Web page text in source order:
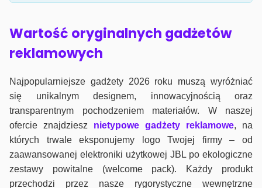
Wartość oryginalnych gadżetów
reklamowych
Najpopularniejsze gadżety 2026 roku muszą wyróżniać
się unikalnym designem, innowacyjnością oraz
transparentnym pochodzeniem materiałów. W naszej
ofercie znajdziesz nietypowe gadżety reklamowe, na
których trwale eksponujemy logo Twojej firmy – od
zaawansowanej elektroniki użytkowej JBL po ekologiczne
zestawy powitalne (welcome pack). Każdy produkt
przechodzi przez nasze rygorystyczne wewnętrzne